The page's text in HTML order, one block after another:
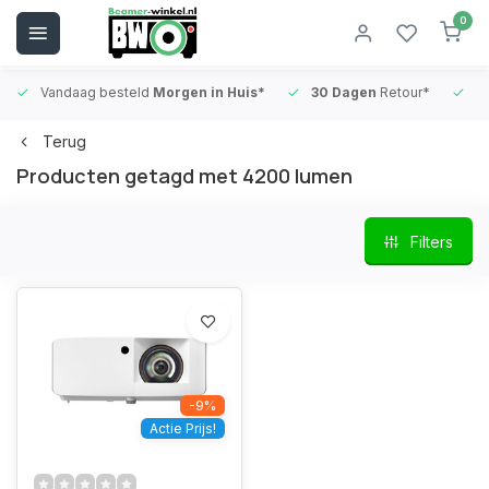
0
Vandaag besteld Morgen in Huis* 30 Dagen Retour*
Terug
Producten getagd met 4200 lumen
Filters
-9%
Actie Prijs!